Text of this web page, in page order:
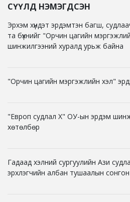
СҮҮЛД НЭМЭГДСЭН
Эрхэм хүндэт эрдэмтэн багш,
та бүхнийг "Орчин цагийн
шинжилгээний хуралд урьж байна
"Орчин цагийн мэргэжлийн хэл"
"Европ судлал X" ОУ-ын эрдэм
хөтөлбөр
Гадаад хэлний сургуулийн Ази
эрхлэгчийн албан тушаалын